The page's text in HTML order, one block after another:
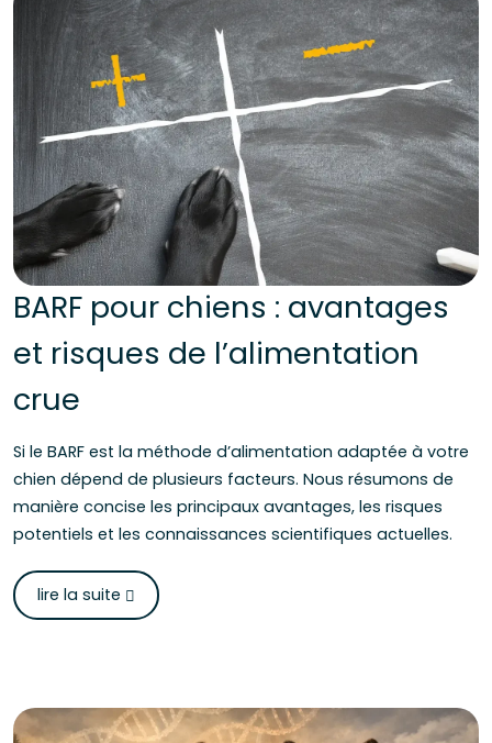
BARF pour chiens : avantages
et risques de l’alimentation
crue
Si le BARF est la méthode d’alimentation adaptée à votre
chien dépend de plusieurs facteurs. Nous résumons de
manière concise les principaux avantages, les risques
potentiels et les connaissances scientifiques actuelles.
lire la suite